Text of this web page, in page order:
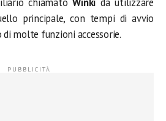
principale, con tempi di avvio
molte funzioni accessorie.